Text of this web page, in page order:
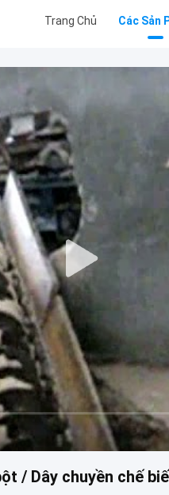
Trang Chủ Các Sản
/ Dây chuyền chế